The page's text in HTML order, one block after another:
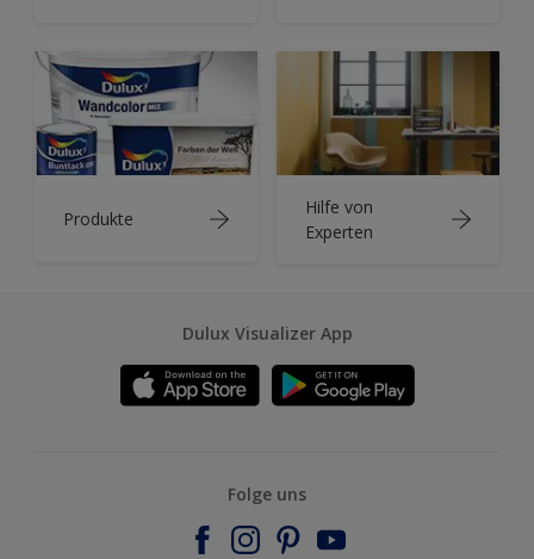
Produkte
Hilfe von
Experten
Dulux Visualizer App
Folge uns